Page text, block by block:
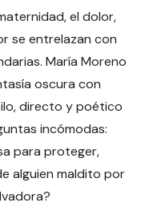
el dolor,
se entrelazan con
María Moreno
oscura con
directo y poético
incómodas:
para proteger,
alguien maldito por